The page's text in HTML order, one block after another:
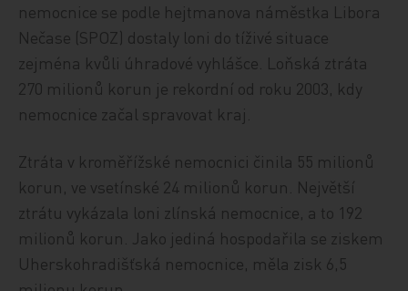
nemocnice se podle hejtmanova náměstka Libora
Nečase (SPOZ) dostaly loni do tíživé situace
zejména kvůli úhradové vyhlášce. Loňská ztráta
270 milionů korun je rekordní od roku 2003, kdy
nemocnice začal spravovat kraj.
Ztráta v kroměřížské nemocnici činila 55 milionů
korun, ve vsetínské 24 milionů korun. Největší
ztrátu vykázala loni zlínská nemocnice, a to 192
milionů korun. Jako jediná hospodařila se ziskem
Uherskohradišťská nemocnice, měla zisk 6,5